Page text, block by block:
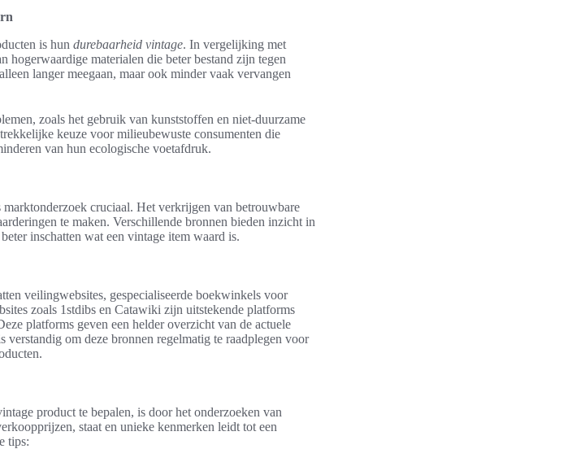
is hun durebaarheid vintage. In vergelijking met
hogerwaardige materialen die beter bestand zijn tegen
langer meegaan, maar ook minder vaak vervangen
zoals het gebruik van kunststoffen en niet-duurzame
keuze voor milieubewuste consumenten die
van hun ecologische voetafdruk.
cruciaal. Het verkrijgen van betrouwbare
te maken. Verschillende bronnen bieden inzicht in
inschatten wat een vintage item waard is.
veilingwebsites, gespecialiseerde boekwinkels voor
zoals 1stdibs en Catawiki zijn uitstekende platforms
platforms geven een helder overzicht van de actuele
om deze bronnen regelmatig te raadplegen voor
product te bepalen, is door het onderzoeken van
staat en unieke kenmerken leidt tot een
tips: